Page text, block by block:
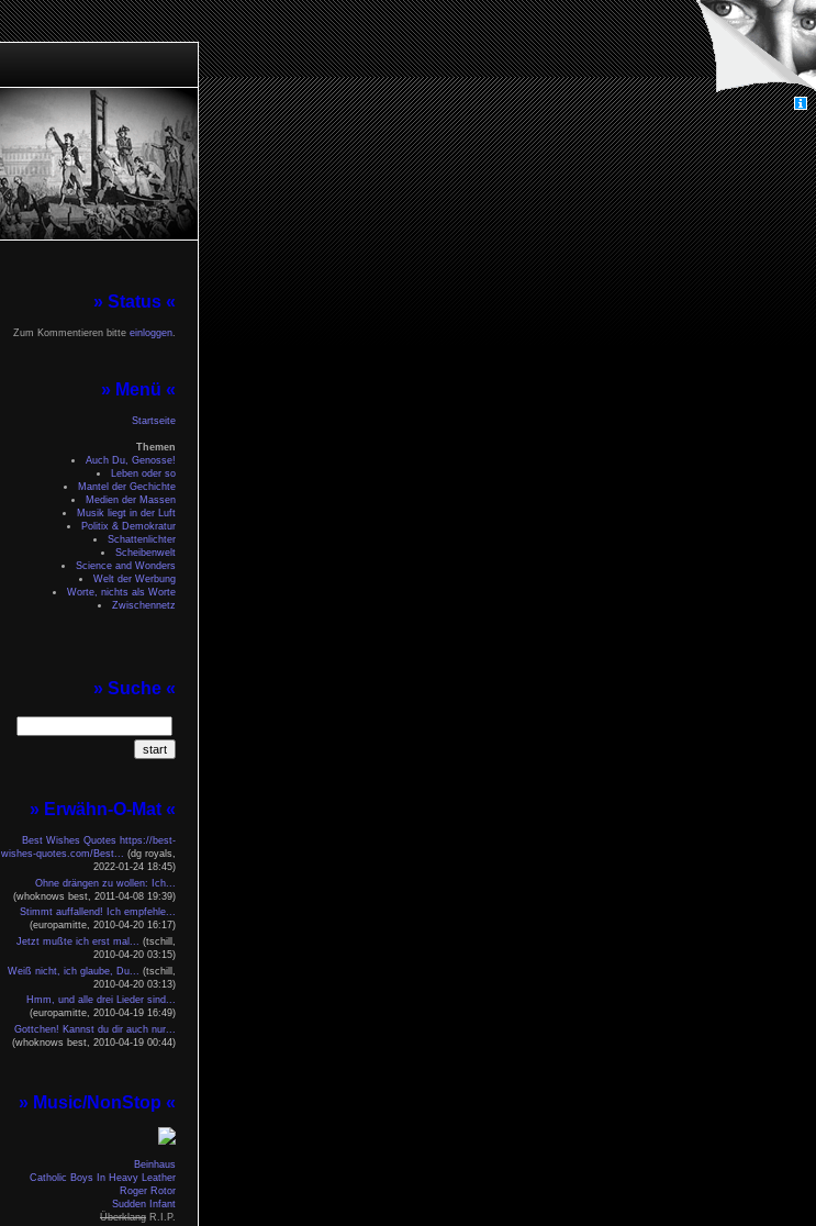
» Status «
Zum Kommentieren bitte einloggen.
» Menü «
Startseite
Themen
Auch Du, Genosse!
Leben oder so
Mantel der Gechichte
Medien der Massen
Musik liegt in der Luft
Politix & Demokratur
Schattenlichter
Scheibenwelt
Science and Wonders
Welt der Werbung
Worte, nichts als Worte
Zwischennetz
» Suche «
» Erwähn-O-Mat «
Best Wishes Quotes https://best-
wishes-quotes.com/Best... (dg royals,
2022-01-24 18:45)
Ohne drängen zu wollen: Ich...
(whoknows best, 2011-04-08 19:39)
Stimmt auffallend! Ich empfehle...
(europamitte, 2010-04-20 16:17)
Jetzt mußte ich erst mal... (tschill,
2010-04-20 03:15)
Weiß nicht, ich glaube, Du...
(tschill,
2010-04-20 03:13)
Hmm, und alle drei Lieder sind...
(europamitte, 2010-04-19 16:49)
Gottchen! Kannst du dir auch nur...
(whoknows best, 2010-04-19 00:44)
» Music/NonStop «
Beinhaus
Catholic Boys In Heavy Leather
Roger Rotor
Sudden Infant
Überklang R.I.P.